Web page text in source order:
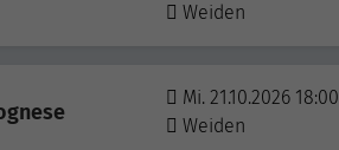
Weiden
Mi. 21.10.2026 18:00
Weiden